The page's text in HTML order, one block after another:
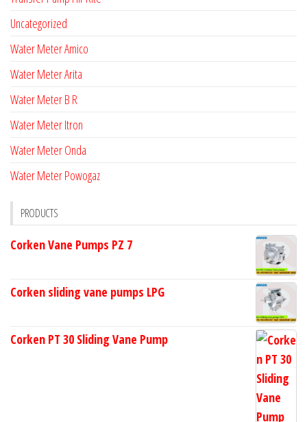
Uncategorized
Water Meter Amico
Water Meter Arita
Water Meter B R
Water Meter Itron
Water Meter Onda
Water Meter Powogaz
PRODUCTS
Corken Vane Pumps PZ 7
Corken sliding vane pumps LPG
Corken PT 30 Sliding Vane Pump